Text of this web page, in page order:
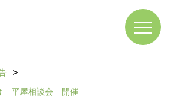
平屋相談会 開催